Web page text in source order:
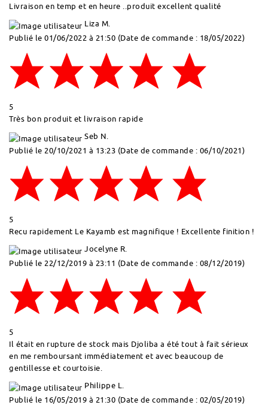
Livraison en temp et en heure ..produit excellent qualité
Liza M.
Publié le 01/06/2022 à 21:50 (Date de commande : 18/05/2022)
5
Très bon produit et livraison rapide
Seb N.
Publié le 20/10/2021 à 13:23 (Date de commande : 06/10/2021)
5
Recu rapidement Le Kayamb est magnifique ! Excellente finition !
Jocelyne R.
Publié le 22/12/2019 à 23:11 (Date de commande : 08/12/2019)
5
Il était en rupture de stock mais Djoliba a été tout à fait sérieux
en me remboursant immédiatement et avec beaucoup de
gentillesse et courtoisie.
Philippe L.
Publié le 16/05/2019 à 21:30 (Date de commande : 02/05/2019)